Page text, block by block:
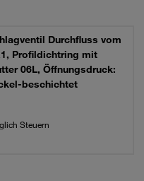
Durchfluss vom
Profildichtring mit
06L, Öffnungsdruck:
beschichtet
Steuern